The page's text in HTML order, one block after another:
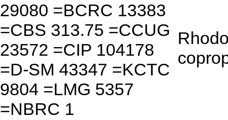
29080 =BCRC 13383
=CBS 313.75 =CCUG
23572 =CIP 104178
=D-SM 43347 =KCTC
9804 =LMG 5357
=NBRC 1